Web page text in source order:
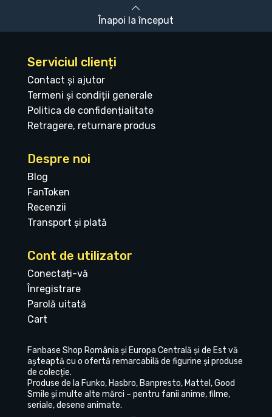
Înapoi la început
Serviciul clienți
Contact și ajutor
Termeni și condiții generale
Politica de confidențialitate
Retragere, returnare produs
Despre noi
Blog
FanToken
Recenzii
Transport și plată
Cont de utilizator
Conectați-vă
Înregistrare
Parolă uitată
Cart
Fanbase Shop România și Europa Centrală și de Est vă
așteaptă cu o ofertă remarcabilă de figurine și produse
de colecție.
Produse de la Funko, Hasbro, Banpresto, Mattel, Good
Smile și multe alte mărci – pentru fanii anime, filme,
seriale, desene animate.